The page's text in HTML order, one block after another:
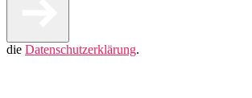
die Datenschutzerklärung.